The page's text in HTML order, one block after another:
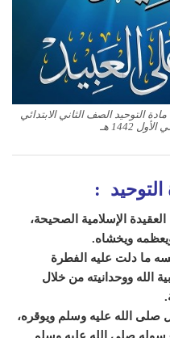
التوحيد الصف الثاني الابتدائي
1442 هـ
التوحيد :
الإسلامية الصحيحة،
ويخشاه.
ما دلت عليه الفطرة
الله ووحدانيته من خلال
صلى الله عليه وسلم ويوقره،